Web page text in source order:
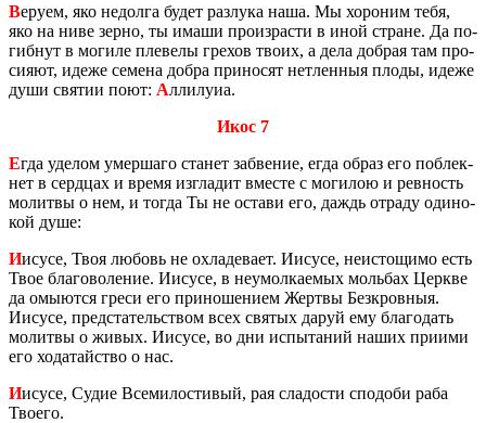
Веруем, яко недол­га будет раз­лу­ка наша. Мы хо­ро­ним тебя,
яко на ниве зерно, ты имаши про­из­рас­ти в иной стране. Да по­
гиб­нут в мо­ги­ле пле­ве­лы гре­хов твоих, а дела доб­рая там про­
си­я­ют, идеже се­ме­на добра при­но­сят нетлен­ныя плоды, идеже
души свя­тии поют: Алли­лу­иа.
Икос 7
Егда уде­лом умер­ша­го ста­нет за­бве­ние, егда образ его по­блек­
нет в серд­цах и время из­гла­дит вме­сте с мо­ги­лою и рев­ность
мо­лит­вы о нем, и тогда Ты не оста­ви его, даждь от­ра­ду оди­но­
кой душе:
Иисусе, Твоя лю­бовь не охла­де­ва­ет. Иису­се, неис­то­щи­мо есть
Твое бла­го­во­ле­ние. Иису­се, в неумол­ка­е­мых моль­бах Церкве
да омы­ют­ся греси его при­но­ше­ни­ем Жерт­вы Без­кров­ныя.
Иису­се, пред­ста­тель­ством всех свя­тых даруй ему бла­го­дать
мо­лит­вы о живых. Иису­се, во дни ис­пы­та­ний наших при­и­ми
его хо­да­тай­ство о нас.
Иисусе, Судие Все­ми­ло­сти­вый, рая сла­до­сти спо­до­би раба
Тво­е­го.